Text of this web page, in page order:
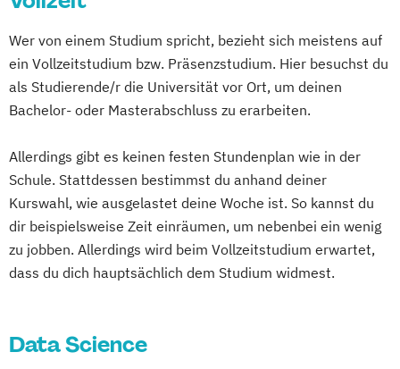
Wer von einem Studium spricht, bezieht sich meistens auf
ein Vollzeitstudium bzw. Präsenzstudium. Hier besuchst du
als Studierende/r die Universität vor Ort, um deinen
Bachelor- oder Masterabschluss zu erarbeiten.
Allerdings gibt es keinen festen Stundenplan wie in der
Schule. Stattdessen bestimmst du anhand deiner
Kurswahl, wie ausgelastet deine Woche ist. So kannst du
dir beispielsweise Zeit einräumen, um nebenbei ein wenig
zu jobben. Allerdings wird beim Vollzeitstudium erwartet,
dass du dich hauptsächlich dem Studium widmest.
Data Science